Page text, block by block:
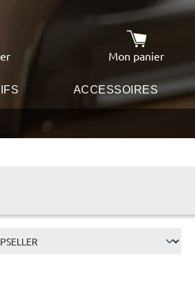
Mon panier
Le panier
ACCESSOIRES